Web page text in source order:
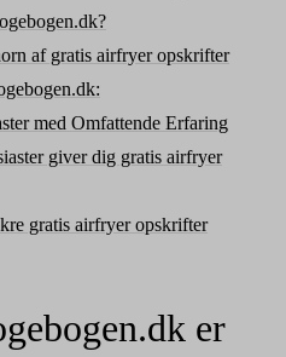
af gratis airfryer opskrifter
med Omfattende Erfaring
giver dig gratis airfryer
gratis airfryer opskrifter
er